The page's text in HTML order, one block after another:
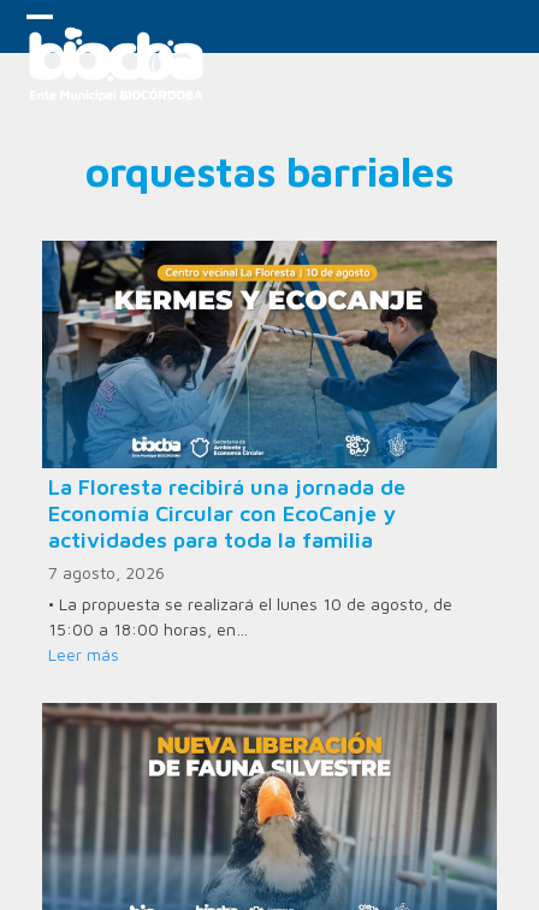
Skip
Open
Close
orquestas barriales
La Floresta recibirá una jornada de
Economía Circular con EcoCanje y
actividades para toda la familia
7 agosto, 2026
• La propuesta se realizará el lunes 10 de agosto, de
15:00 a 18:00 horas, en…
Leer más